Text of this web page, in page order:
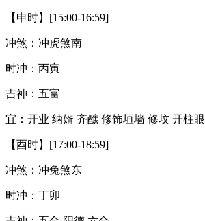
【申时】[15:00-16:59]
冲煞：冲虎煞南
时冲：丙寅
吉神：五富
宜：开业 纳婿 齐醮 修饰垣墙 修坟 开柱
【酉时】[17:00-18:59]
冲煞：冲兔煞东
时冲：丁卯